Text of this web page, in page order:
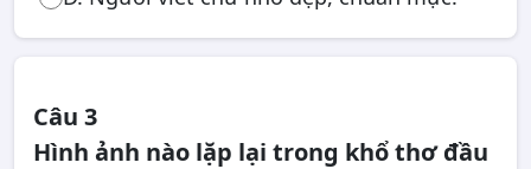
Câu 3
Hình ảnh nào lặp lại trong khổ thơ đầu